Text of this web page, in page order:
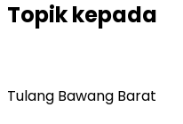
Topikkepada
Tulang Bawang Barat